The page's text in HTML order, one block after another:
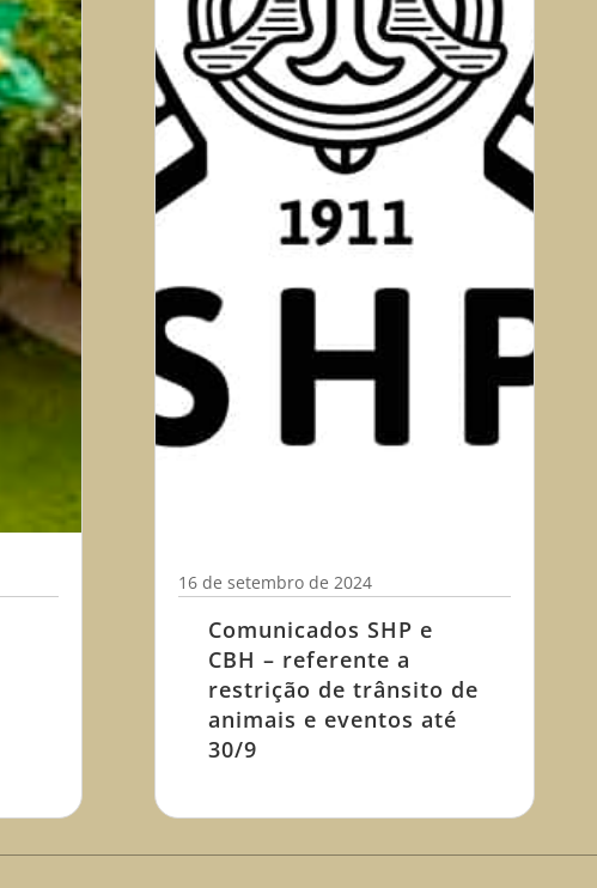
Comunicados SHP e
CBH – referente a
restrição de trânsito de
animais e eventos até
30/9
16 de setembro de 2024